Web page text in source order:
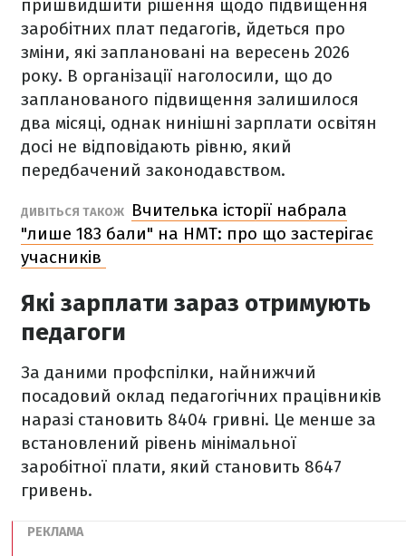
пришвидшити рішення щодо підвищення
заробітних плат педагогів, йдеться про
зміни, які заплановані на вересень 2026
року. В організації наголосили, що до
запланованого підвищення залишилося
два місяці, однак нинішні зарплати освітян
досі не відповідають рівню, який
передбачений законодавством.
ДИВІТЬСЯ ТАКОЖ
Вчителька історії набрала
"лише 183 бали" на НМТ: про що застерігає
учасників
Які зарплати зараз отримують
педагоги
За даними профспілки, найнижчий
посадовий оклад педагогічних працівників
наразі становить 8404 гривні. Це менше за
встановлений рівень мінімальної
заробітної плати, який становить 8647
гривень.